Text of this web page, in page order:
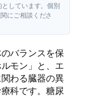
しています。個別
にご相談くださ
バランスを保
モン」と、エ
わる臓器の異
科です。糖尿